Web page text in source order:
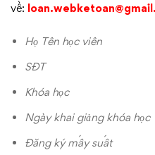
về:
Họ Tên học viên
SĐT
Khóa học
Ngày khai giảng khóa học
Đăng ký mấy suất